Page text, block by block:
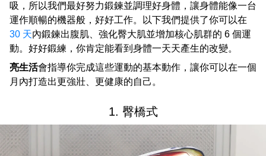
吸，所以我們最好努力鍛鍊並調理好身體，讓身體能像一台
運作順暢的機器般，好好工作。以下我們提供了你可以在
30 天內鍛鍊出腹肌、強化臀大肌並增加核心肌群的 6 個運
動。好好鍛練，你肯定能看到身體一天天產生的改變。
亮生活會指導你完成這些運動的基本動作，讓你可以在一個
月內打造出更強壯、更健康的自己。
1. 臀橋式